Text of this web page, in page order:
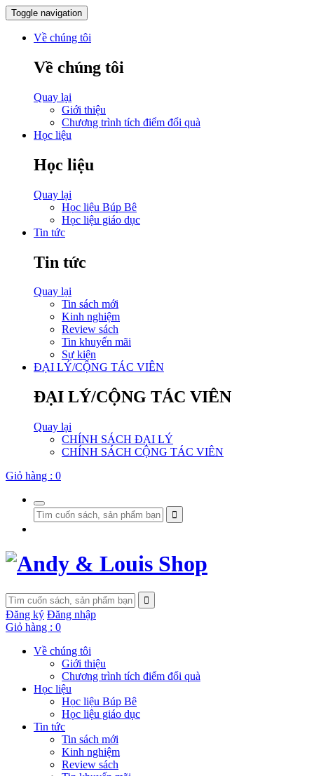
Toggle navigation
Về chúng tôi
Về chúng tôi
Quay lại
Giới thiệu
Chương trình tích điểm đổi quà
Học liệu
Học liệu
Quay lại
Học liệu Búp Bê
Học liệu giáo dục
Tin tức
Tin tức
Quay lại
Tin sách mới
Kinh nghiệm
Review sách
Tin khuyến mãi
Sự kiện
ĐẠI LÝ/CỘNG TÁC VIÊN
ĐẠI LÝ/CỘNG TÁC VIÊN
Quay lại
CHÍNH SÁCH ĐẠI LÝ
CHÍNH SÁCH CỘNG TÁC VIÊN
Giỏ hàng : 0
Đăng ký Đăng nhập
Giỏ hàng : 0
Về chúng tôi
Giới thiệu
Chương trình tích điểm đổi quà
Học liệu
Học liệu Búp Bê
Học liệu giáo dục
Tin tức
Tin sách mới
Kinh nghiệm
Review sách